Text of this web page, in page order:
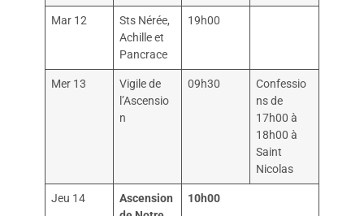
Mar 12
Sts Nérée,
Achille et
Pancrace
19h00
Mer 13
Vigile de
l’Ascensio
n
09h30
Confessio
ns de
17h00 à
18h00 à
Saint
Nicolas
Jeu 14
Ascension
10h00